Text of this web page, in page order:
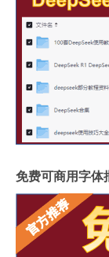
免费可商用字体